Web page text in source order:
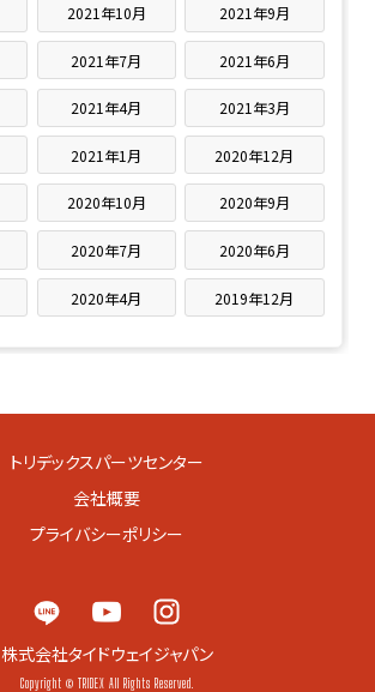
2021年10月 2021年9月
2021年7月 2021年6月
2021年4月 2021年3月
2021年1月 2020年12月
2020年10月 2020年9月
2020年7月 2020年6月
2020年4月 2019年12月
トリデックスパーツセンター
会社概要
プライバシーポリシー
株式会社タイドウェイジャパン
Copyright © TRIDEX All Rights Reserved.